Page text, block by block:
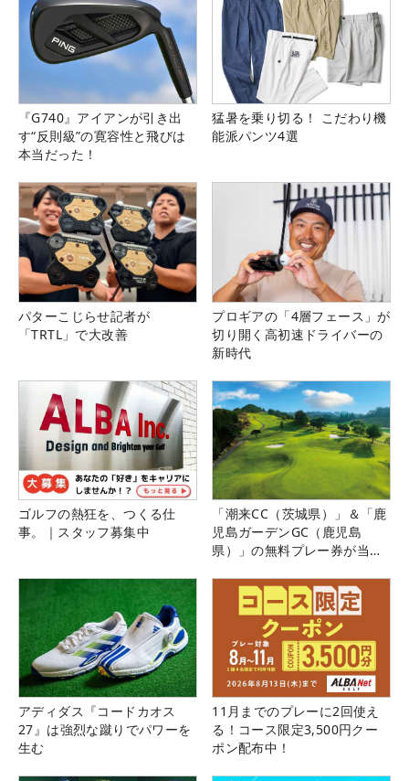
『G740』アイアンが引き出
す“反則級”の寛容性と飛びは
本当だった！
猛暑を乗り切る！ こだわり機
能派パンツ4選
パターこじらせ記者が
「TRTL」で大改善
プロギアの「4層フェース」が
切り開く高初速ドライバーの
新時代
ゴルフの熱狂を、つくる仕
事。｜スタッフ募集中
「潮来CC（茨城県）」＆「鹿
児島ガーデンGC（鹿児島
県）」の無料プレー券が当た
アディダス『コードカオス
27』は強烈な蹴りでパワーを
生む
11月までのプレーに2回使え
る！コース限定3,500円クー
ポン配布中！